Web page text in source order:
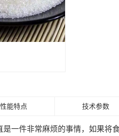
性能特点 技术参数
是一件非常麻烦的事情，如果将